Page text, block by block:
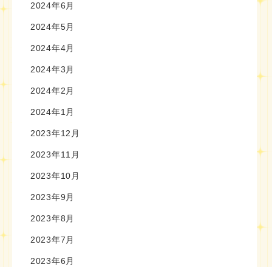
2024年6月
2024年5月
2024年4月
2024年3月
2024年2月
2024年1月
2023年12月
2023年11月
2023年10月
2023年9月
2023年8月
2023年7月
2023年6月